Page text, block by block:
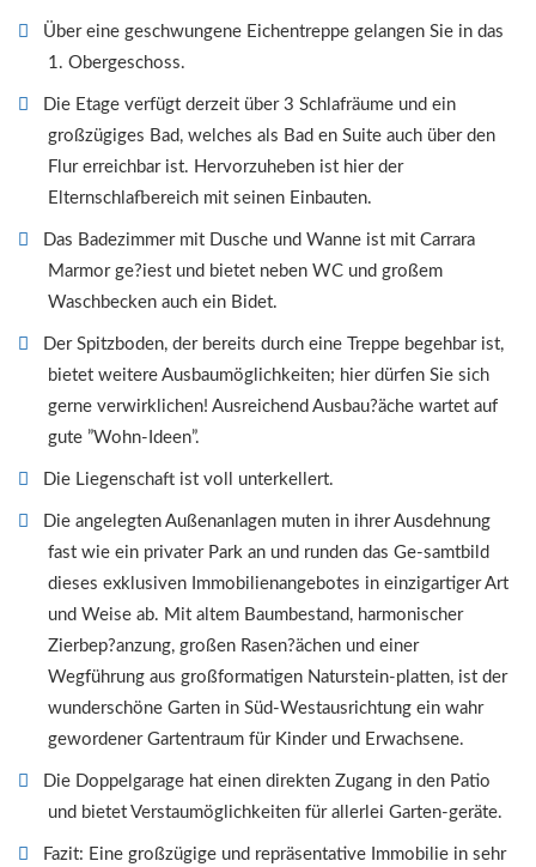
Über eine geschwungene Eichentreppe gelangen Sie in das
1. Obergeschoss.
Die Etage verfügt derzeit über 3 Schlafräume und ein
großzügiges Bad, welches als Bad en Suite auch über den
Flur erreichbar ist. Hervorzuheben ist hier der
Elternschlafbereich mit seinen Einbauten.
Das Badezimmer mit Dusche und Wanne ist mit Carrara
Marmor ge?iest und bietet neben WC und großem
Waschbecken auch ein Bidet.
Der Spitzboden, der bereits durch eine Treppe begehbar ist,
bietet weitere Ausbaumöglichkeiten; hier dürfen Sie sich
gerne verwirklichen! Ausreichend Ausbau?äche wartet auf
gute ”Wohn-Ideen”.
Die Liegenschaft ist voll unterkellert.
Die angelegten Außenanlagen muten in ihrer Ausdehnung
fast wie ein privater Park an und runden das Ge-samtbild
dieses exklusiven Immobilienangebotes in einzigartiger Art
und Weise ab. Mit altem Baumbestand, harmonischer
Zierbep?anzung, großen Rasen?ächen und einer
Wegführung aus großformatigen Naturstein-platten, ist der
wunderschöne Garten in Süd-Westausrichtung ein wahr
gewordener Gartentraum für Kinder und Erwachsene.
Die Doppelgarage hat einen direkten Zugang in den Patio
und bietet Verstaumöglichkeiten für allerlei Garten-geräte.
Fazit: Eine großzügige und repräsentative Immobilie in sehr